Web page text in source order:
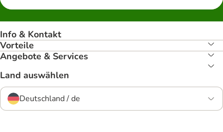
Info & Kontakt
Vorteile
Angebote & Services
Land auswählen
Deutschland / de